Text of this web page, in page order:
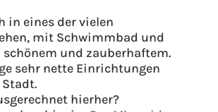
in eines der vielen
mit Schwimmbad und
und zauberhaftem.
sehr nette Einrichtungen
hierher?